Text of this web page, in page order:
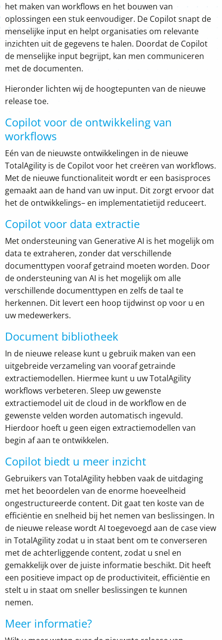
het maken van workflows en het bouwen van
oplossingen een stuk eenvoudiger. De Copilot snapt de
menselijke input en helpt organisaties om relevante
inzichten uit de gegevens te halen. Doordat de Copilot
de menselijke input begrijpt, kan men communiceren
met de documenten.
Hieronder lichten wij de hoogtepunten van de nieuwe
release toe.
Copilot voor de ontwikkeling van
workflows
Eén van de nieuwste ontwikkelingen in de nieuwe
TotalAgility is de Copilotvoor het creëren van workflows.
Met de nieuwe functionaliteitwordt er een basisproces
gemaaktaan de hand van uw input. Dit zorgt ervoor dat
het de ontwikkelings– en implementatietijd reduceert.
Copilot voor data extractie
Met ondersteuning van GenerativeAI is het mogelijk om
data te extraheren, zonder datverschillende
documenttypen vooraf getraind moeten worden. Door
de ondersteuningvan AI is het mogelijk om alle
verschillende documenttypen en zelfs de taal te
herkennen. Dit levert een hoop tijdwinst op voor u en
uw medewerkers.
Document bibliotheek
In de nieuwe release kunt u gebruik maken van een
uitgebreide verzameling van vooraf getrainde
extractiemodellen. Hiermee kunt u uw TotalAgility
workflows verbeteren. Sleep uw gewenste
extractiemodel uit de cloud in de workflow en de
gewenste velden worden automatisch ingevuld.
Hierdoor hoeft u geen eigen extractiemodellen van
begin af aan te ontwikkelen.
Copilot biedt u meer inzicht
Gebruikers van TotalAgility hebben vaak de uitdaging
met het beoordelen van de enorme hoeveelheid
ongestructureerde content. Dit gaat ten koste van de
efficiëntie en snelheid bij het nemen van beslissingen. In
de nieuwe release wordt AI toegevoegd aan de case view
in TotalAgilityzodat u in staat bent om te converseren
met de achterliggende content, zodat u snel en
gemakkelijk over de juiste informatie beschikt. Dit heeft
een positieve impact op de productiviteit, efficiëntie en
stelt u in staat om sneller beslissingen te kunnen
nemen.
Meer informatie?